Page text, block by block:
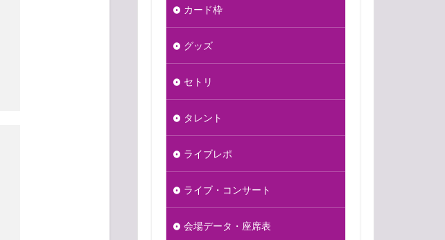
カード枠
グッズ
セトリ
タレント
ライブレポ
ライブ・コンサート
会場データ・座席表